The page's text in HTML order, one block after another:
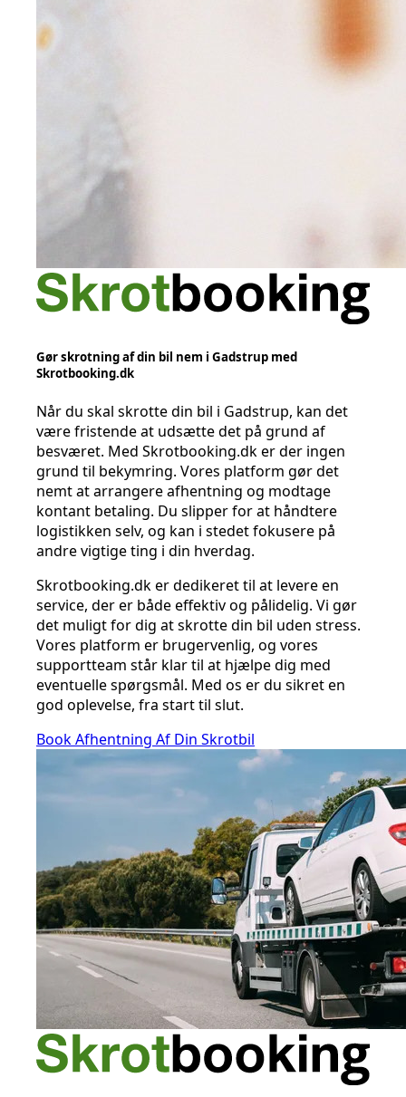
Gør skrotning af din bil nem i Gadstrup med
Skrotbooking.dk
Når du skal skrotte din bil i Gadstrup, kan det
være fristende at udsætte det på grund af
besværet. Med Skrotbooking.dk er der ingen
grund til bekymring. Vores platform gør det
nemt at arrangere afhentning og modtage
kontant betaling. Du slipper for at håndtere
logistikken selv, og kan i stedet fokusere på
andre vigtige ting i din hverdag.
Skrotbooking.dk er dedikeret til at levere en
service, der er både effektiv og pålidelig. Vi gør
det muligt for dig at skrotte din bil uden stress.
Vores platform er brugervenlig, og vores
supportteam står klar til at hjælpe dig med
eventuelle spørgsmål. Med os er du sikret en
god oplevelse, fra start til slut.
Book Afhentning Af Din Skrotbil